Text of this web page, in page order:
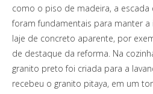
como o piso de madeira, a escada
foram fundamentais para manter
laje de concreto aparente, por
de destaque da reforma. Na
granito preto foi criada para a
recebeu o granito pitaya, em um